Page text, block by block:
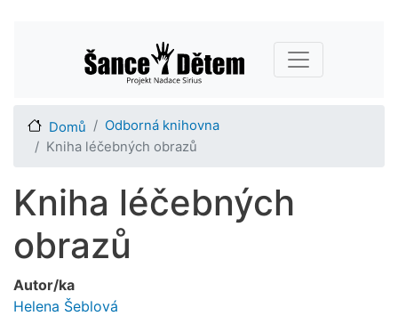
hlavnímu
obsahu
Main navigation
Domů
Odborná knihovna
Kniha léčebných obrazů
Kniha léčebných
obrazů
Autor/ka
Helena Šeblová